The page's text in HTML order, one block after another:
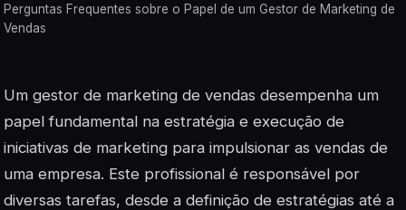
Perguntas Frequentes sobre o Papel de um Gestor de Marketing de
Vendas
Um gestor de marketing de vendas desempenha um
papel fundamental na estratégia e execução de
iniciativas de marketing para impulsionar as vendas de
uma empresa. Este profissional é responsável por
diversas tarefas, desde a definição de estratégias até a